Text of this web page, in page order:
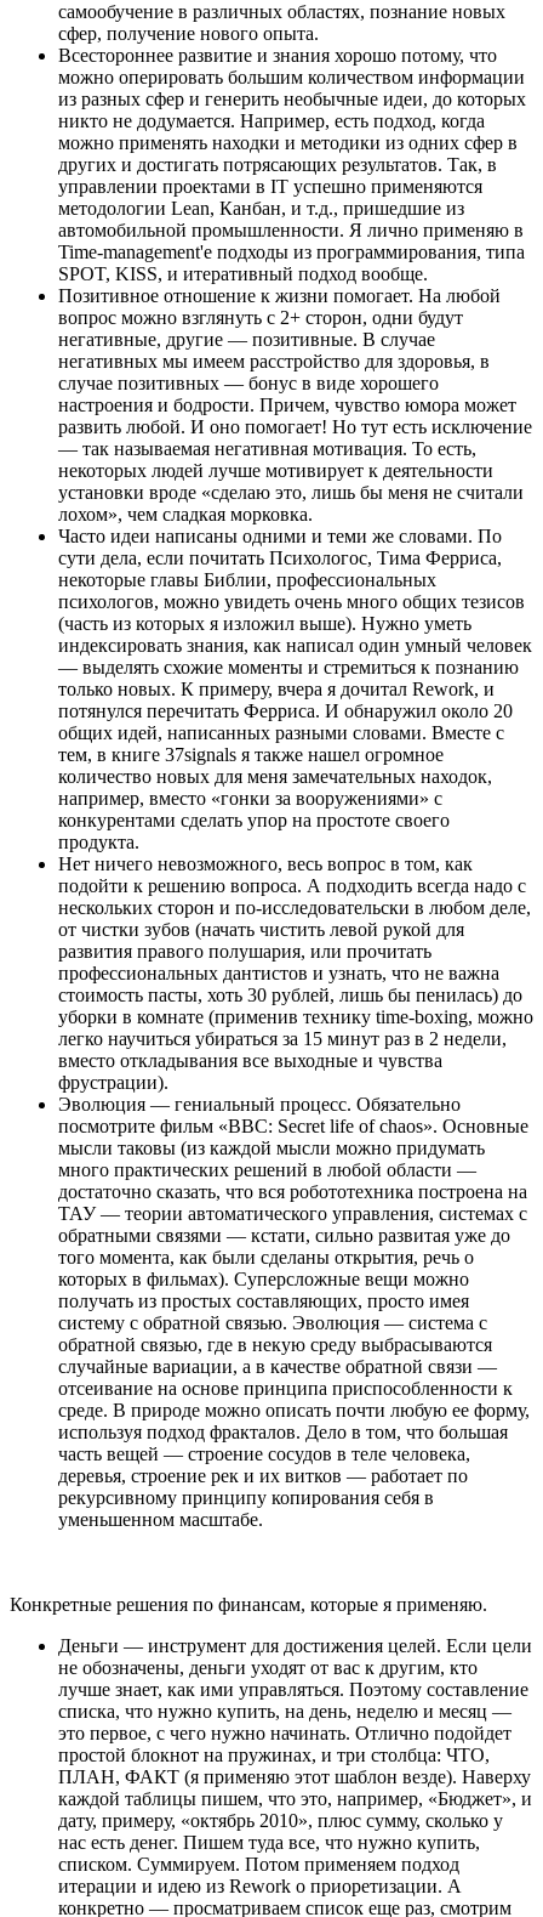
самообучение в различных областях, познание новых
сфер, получение нового опыта.
Всестороннее развитие и знания хорошо потому, что
можно оперировать большим количеством информации
из разных сфер и генерить необычные идеи, до которых
никто не додумается. Например, есть подход, когда
можно применять находки и методики из одних сфер в
других и достигать потрясающих результатов. Так, в
управлении проектами в IT успешно применяются
методологии Lean, Канбан, и т.д., пришедшие из
автомобильной промышленности. Я лично применяю в
Time-management'е подходы из программирования, типа
SPOT, KISS, и итеративный подход вообще.
Позитивное отношение к жизни помогает. На любой
вопрос можно взглянуть с 2+ сторон, одни будут
негативные, другие — позитивные. В случае
негативных мы имеем расстройство для здоровья, в
случае позитивных — бонус в виде хорошего
настроения и бодрости. Причем, чувство юмора может
развить любой. И оно помогает! Но тут есть исключение
— так называемая негативная мотивация. То есть,
некоторых людей лучше мотивирует к деятельности
установки вроде «сделаю это, лишь бы меня не считали
лохом», чем сладкая морковка.
Часто идеи написаны одними и теми же словами. По
сути дела, если почитать Психологос, Тима Ферриса,
некоторые главы Библии, профессиональных
психологов, можно увидеть очень много общих тезисов
(часть из которых я изложил выше). Нужно уметь
индексировать знания, как написал один умный человек
— выделять схожие моменты и стремиться к познанию
только новых. К примеру, вчера я дочитал Rework, и
потянулся перечитать Ферриса. И обнаружил около 20
общих идей, написанных разными словами. Вместе с
тем, в книге 37signals я также нашел огромное
количество новых для меня замечательных находок,
например, вместо «гонки за вооружениями» с
конкурентами сделать упор на простоте своего
продукта.
Нет ничего невозможного, весь вопрос в том, как
подойти к решению вопроса. А подходить всегда надо с
нескольких сторон и по-исследовательски в любом деле,
от чистки зубов (начать чистить левой рукой для
развития правого полушария, или прочитать
профессиональных дантистов и узнать, что не важна
стоимость пасты, хоть 30 рублей, лишь бы пенилась) до
уборки в комнате (применив технику time-boxing, можно
легко научиться убираться за 15 минут раз в 2 недели,
вместо откладывания все выходные и чувства
фрустрации).
Эволюция — гениальный процесс. Обязательно
посмотрите фильм «BBC: Secret life of chaos». Основные
мысли таковы (из каждой мысли можно придумать
много практических решений в любой области —
достаточно сказать, что вся робототехника построена на
ТАУ — теории автоматического управления, системах с
обратными связями — кстати, сильно развитая уже до
того момента, как были сделаны открытия, речь о
которых в фильмах). Суперсложные вещи можно
получать из простых составляющих, просто имея
систему с обратной связью. Эволюция — система с
обратной связью, где в некую среду выбрасываются
случайные вариации, а в качестве обратной связи —
отсеивание на основе принципа приспособленности к
среде. В природе можно описать почти любую ее форму,
используя подход фракталов. Дело в том, что большая
часть вещей — строение сосудов в теле человека,
деревья, строение рек и их витков — работает по
рекурсивному принципу копирования себя в
уменьшенном масштабе.
Конкретные решения по финансам, которые я применяю.
Деньги — инструмент для достижения целей. Если цели
не обозначены, деньги уходят от вас к другим, кто
лучше знает, как ими управляться. Поэтому составление
списка, что нужно купить, на день, неделю и месяц —
это первое, с чего нужно начинать. Отлично подойдет
простой блокнот на пружинах, и три столбца: ЧТО,
ПЛАН, ФАКТ (я применяю этот шаблон везде). Наверху
каждой таблицы пишем, что это, например, «Бюджет», и
дату, примеру, «октябрь 2010», плюс сумму, сколько у
нас есть денег. Пишем туда все, что нужно купить,
списком. Суммируем. Потом применяем подход
итерации и идею из Rework о приоретизации. А
конкретно — просматриваем список еще раз, смотрим